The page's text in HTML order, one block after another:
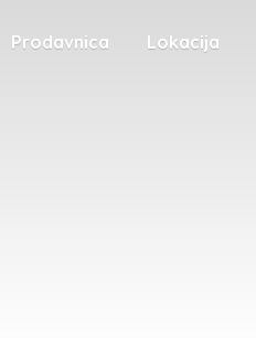
Prodavnica Lokacija